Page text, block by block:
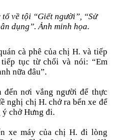
về tội “Giết người”, “Sử
dụng”. Ảnh minh họa.
cà phê của chị H. và tiếp
tục từ chối và nói: “Em
nữa đâu”.
nơi vắng người để thực
nghị chị H. chở ra bến xe để
ý chở Hưng đi.
xe máy của chị H. đi lòng